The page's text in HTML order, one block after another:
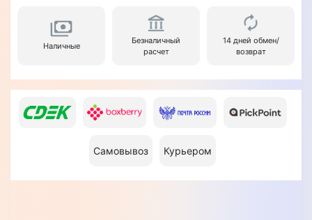
Наличные
Безналичный
расчет
14 дней обмен/
возврат
Самовывоз Курьером